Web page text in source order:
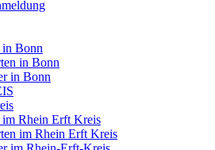
in Bonn
in Bonn
in Bonn
im Rhein Erft Kreis
im Rhein Erft Kreis